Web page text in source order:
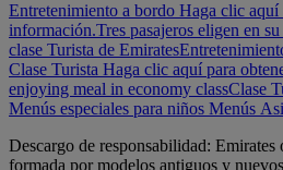
Entretenimiento a bordo Haga clic aquí
información.Tres pasajeros eligen en
clase Turista de Emirates
Clase Turista Haga clic aquí para
enjoying meal in economy classClase
Menús especiales para niños Menús
Descargo de responsabilidad:
formada por modelos antiguos y